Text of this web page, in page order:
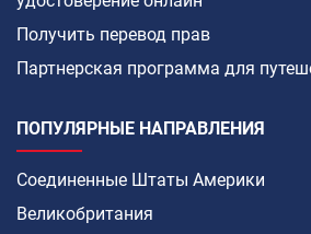
Получить перевод прав
Партнерская программа для
ПОПУЛЯРНЫЕ НАПРАВЛЕНИЯ
Соединенные Штаты Америки
Великобритания